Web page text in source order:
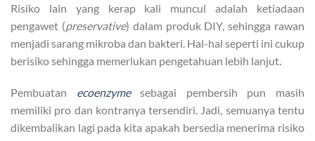
Risiko lain yang kerap kali muncul adalah ketiadaan
pengawet (preservative) dalam produk DIY, sehingga rawan
menjadi sarang mikroba dan bakteri. Hal-hal seperti ini cukup
berisiko sehingga memerlukan pengetahuan lebih lanjut.
Pembuatan ecoenzyme
sebagai pembersih pun masih
memiliki pro dan kontranya tersendiri. Jadi, semuanya tentu
dikembalikan lagi pada kita apakah bersedia menerima risiko